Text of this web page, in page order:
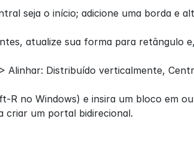
seja o início; adicione uma borda e
atualize sua forma para retângulo
Alinhar: Distribuído verticalmente,
R no Windows) e insira um bloco em
criar um portal bidirecional.